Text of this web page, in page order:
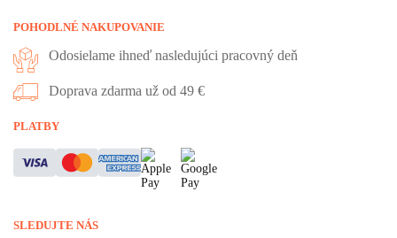
POHODLNÉ NAKUPOVANIE
Odosielame ihneď nasledujúci pracovný deň
Doprava zdarma už od 49 €
PLATBY
SLEDUJTE NÁS
Vážime si vaše súkromie
Táto stránka používa cookies, aby vám ponúkla skvelý zážitok z
prehliadania. Všetky dôležité informácie nájdete na stránke Cookies.
všetkých cookies, ktoré sa nachádzajú na tomto webe, môžete to